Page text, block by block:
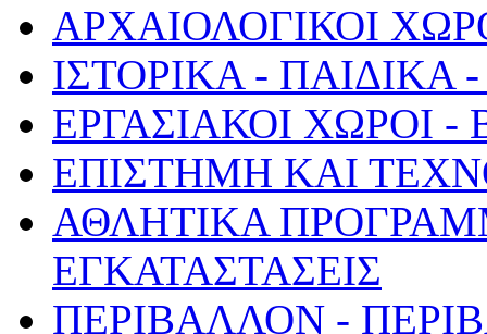
ΑΡΧΑΙΟΛΟΓΙΚΟΙ
ΙΣΤΟΡΙΚΑ -
ΕΡΓΑΣΙΑΚΟΙ ΧΩΡΟΙ
ΕΠΙΣΤΗΜΗ ΚΑΙ
ΑΘΛΗΤΙΚΑ
ΕΓΚΑΤΑΣΤΑΣΕΙΣ
ΠΕΡΙΒΑΛΛΟΝ -